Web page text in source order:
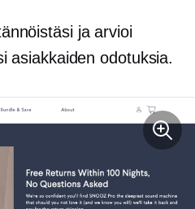
ja arvioi
asiakkaiden odotuksia.